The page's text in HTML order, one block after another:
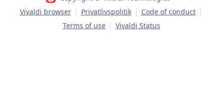
Vivaldi browser | Privatlivspolitik | Code of conduct |
Terms of use | Vivaldi Status